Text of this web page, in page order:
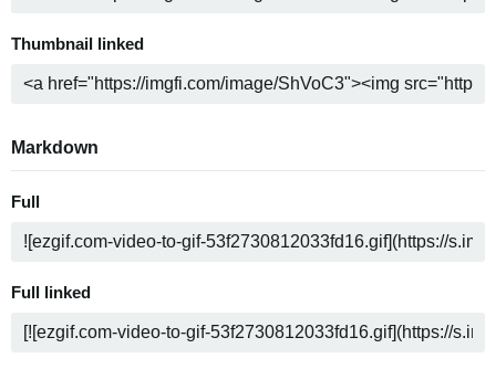
Thumbnail linked
Markdown
Full
Full linked